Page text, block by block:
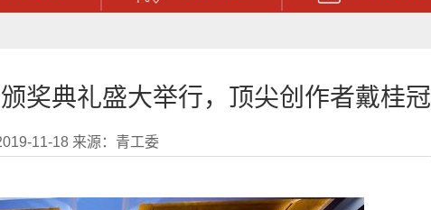
奖典礼盛大举行，顶尖创作者戴桂冠
11-18 来源：青工委